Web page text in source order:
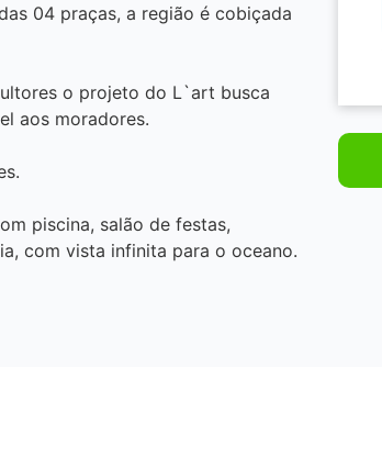
04 praças, a região é cobiçada
o projeto do L`art busca
aos moradores.
piscina, salão de festas,
com vista infinita para o oceano.